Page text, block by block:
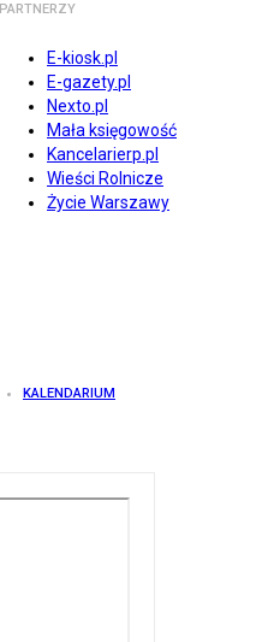
PARTNERZY
E-kiosk.pl
E-gazety.pl
Nexto.pl
Mała księgowość
Kancelarierp.pl
Wieści Rolnicze
Życie Warszawy
KALENDARIUM